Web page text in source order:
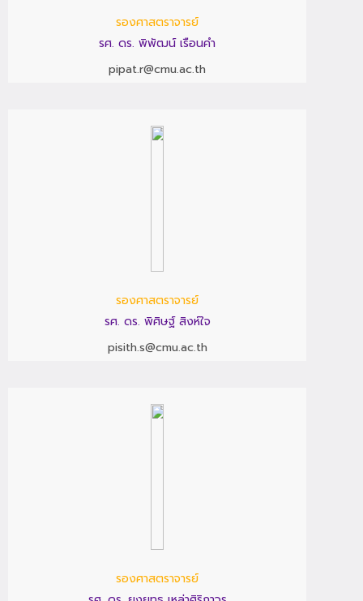
รองศาสตราจารย์
รศ. ดร. พิพัฒน์ เรือนคำ
pipat.r@cmu.ac.th
รองศาสตราจารย์
รศ. ดร. พิศิษฐ์ สิงห์ใจ
pisith.s@cmu.ac.th
รองศาสตราจารย์